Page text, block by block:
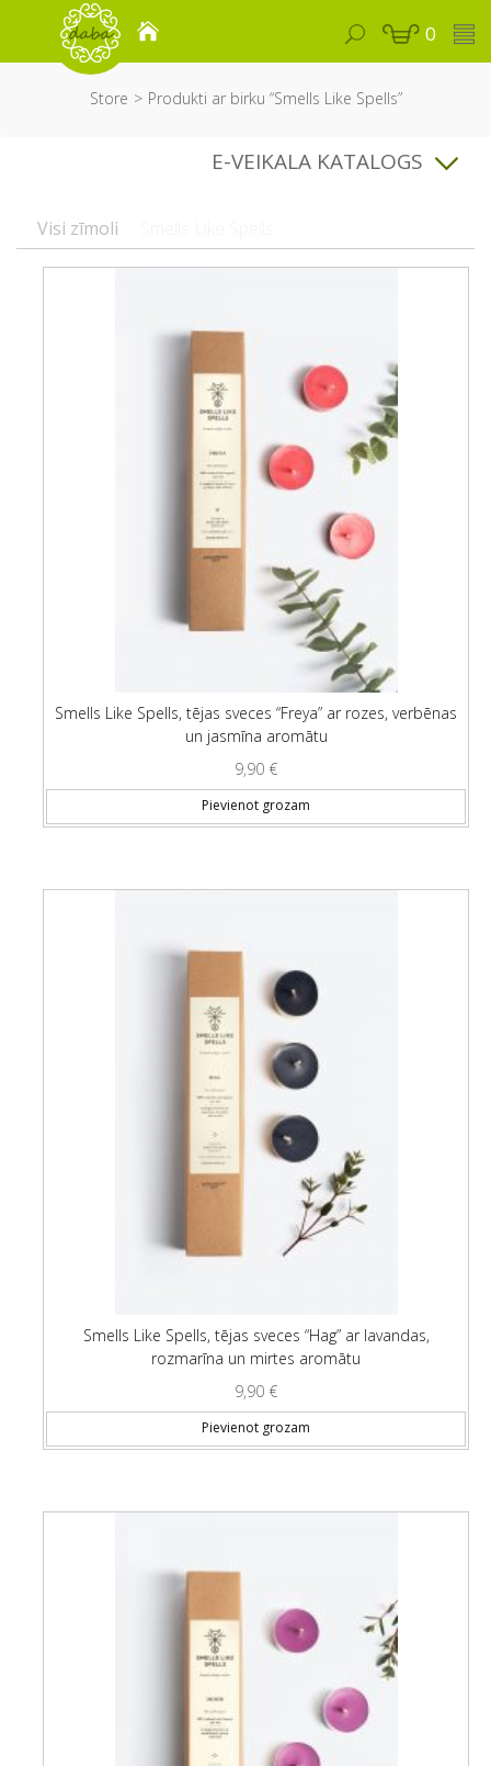
0
Store Produkti ar birku “Smells Like Spells”
E-VEIKALA KATALOGS
Visi zīmoli
Smells Like Spells, tējas sveces “Freya” ar rozes, verbēnas
un jasmīna aromātu
9,90 €
Pievienot grozam
Smells Like Spells, tējas sveces “Hag” ar lavandas,
rozmarīna un mirtes aromātu
9,90 €
Pievienot grozam